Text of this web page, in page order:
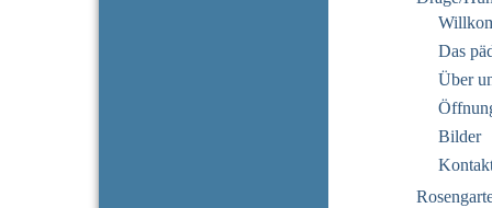
Das
Über
Bilder